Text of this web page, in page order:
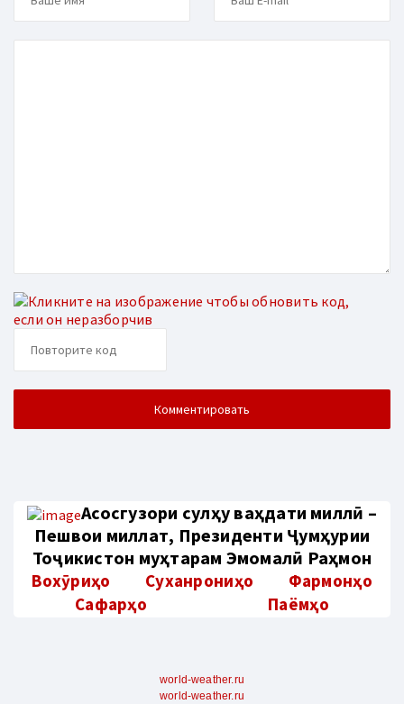
Aсосгузори сулҳу ваҳдати миллӣ –
Пешвои миллат, Президенти Ҷумҳурии
Тоҷикистон муҳтарам Эмомалӣ Раҳмон
Вохӯриҳо Суханрониҳо
Фармонҳо
Сафарҳо
Паёмҳо
world-weather.ru
world-weather.ru